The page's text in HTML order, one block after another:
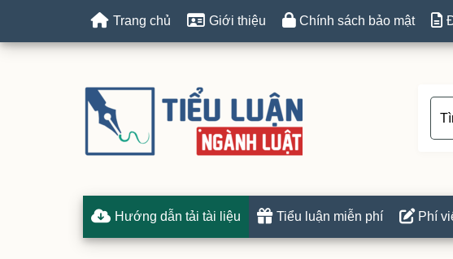
Trang chủ Giới thiệu Chính sách bảo mật
Hướng dẫn tải tài liệu Tiểu luận miễn phí Phí